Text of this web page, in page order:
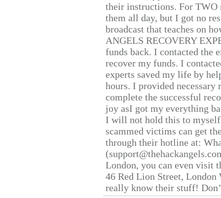
their instructions. For TWO
them all day, but I got no
broadcast that teaches on
ANGELS RECOVERY
funds back. I contacted the
recover my funds. I
experts saved my life by
hours. I provided
complete the successful
joy asI got my everything
I will not hold this to
scammed victims can get
through their hotline at:
London, you can even visit
46 Red Lion Street, London
really know their stuff!